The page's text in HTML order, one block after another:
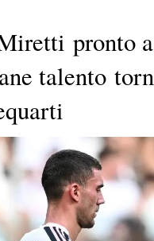
pronto
talento